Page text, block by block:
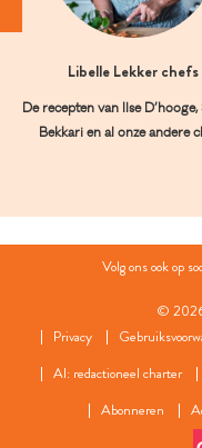
Libelle Lekker chefs
De recepten van Ilse
Bekkari en al onze andere
Volg ons ook op
© 2026
Privacy
AI: redactioneel charter
Abonneren